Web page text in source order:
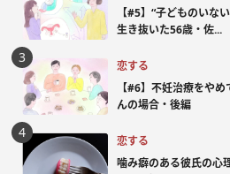
【#5】“子どものい
生き抜いた56歳・佐...
恋する
【#6】不妊治療をや
んの場合・後編
恋する
噛み癖のある彼氏の心